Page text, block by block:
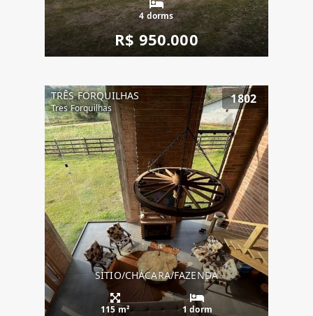
4 dorms
R$ 950.000
TRÊS FORQUILHAS
Tres Forquilhas
1802
SÍTIO/CHÁCARA/FAZENDA
115 m² 1 dorm